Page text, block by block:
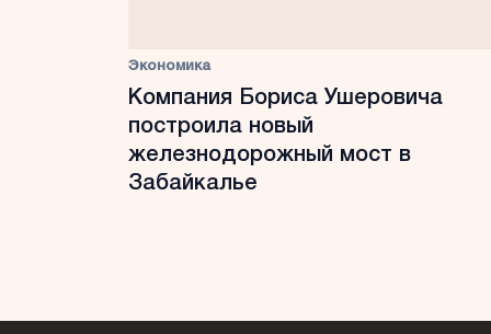
Экономика
Компания Бориса Ушеровича
построила новый
железнодорожный мост в
Забайкалье